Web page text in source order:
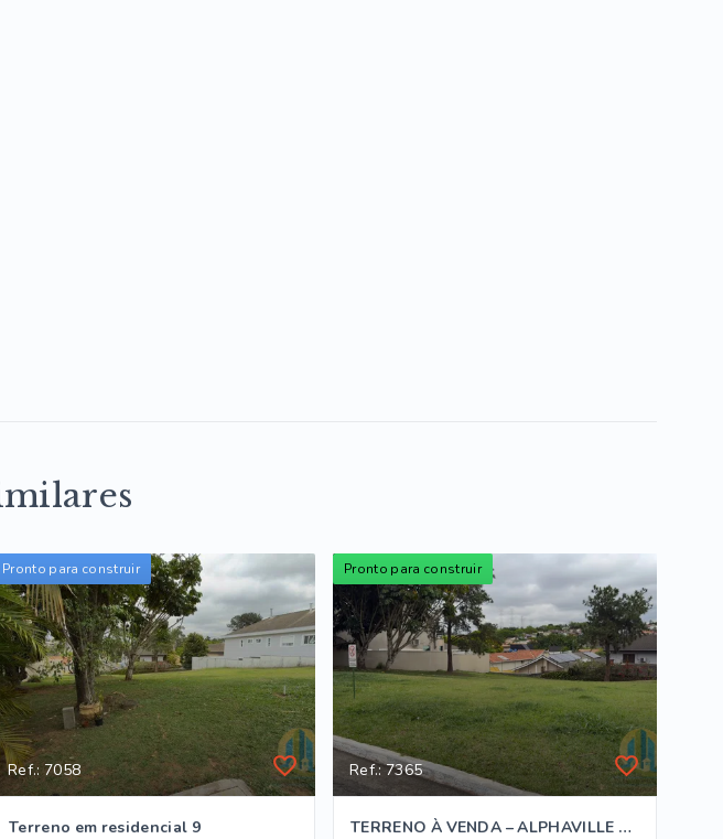
Pronto para construir
Ref.: 7058
Terreno em residencial 9
Pronto para construir
Ref.: 7365
TERRENO À VENDA – ALPHAVILLE RESIDENCIAL 9 | SANTANA DE PARNAÍBA